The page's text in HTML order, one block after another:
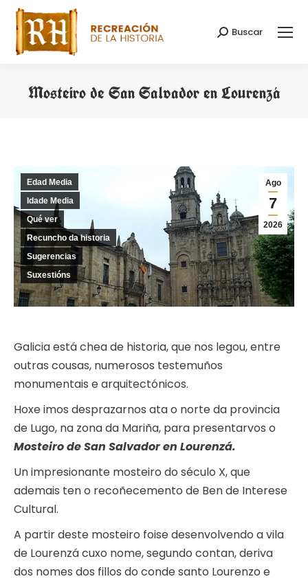
Search:
Buscar
Mosteiro de San Salvador en Lourenzá
Ago
7
2026
Edad Media
Idade Media
Qué ver
Recuncho da historia
Sugerencias
Suxestións
Galicia está chea de historia, que nos legou, entre
outras cousas, numerosos testemuños
monumentais e arquitectónicos.
Hoxe imos desprazarnos ata o norte da provincia
de Lugo, na zona da Mariña, para presentarvos o
Mosteiro de San Salvador en Lourenzá.
Un impresionante mosteiro do século X, que
ademais ten o recoñecemento de Ben de Interese
Cultural.
A partir deste mosteiro foise desenvolvendo a vila
de Lourenzá cuxo nome, segundo contan, deriva
dos nomes dos fillos do conde santo Lourenzo e